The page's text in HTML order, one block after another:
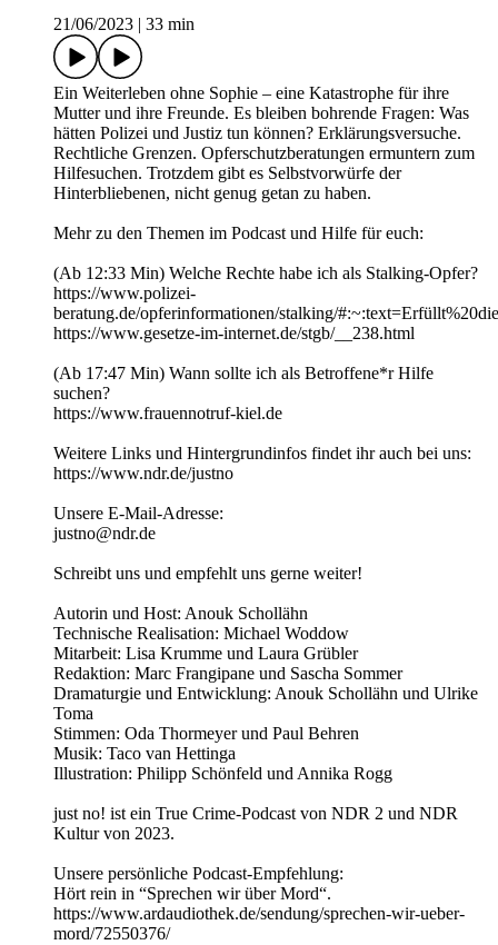
21/06/2023
33 min
Ein Weiterleben ohne Sophie – eine Katastrophe für ihre
Mutter und ihre Freunde. Es bleiben bohrende Fragen: Was
hätten Polizei und Justiz tun können? Erklärungsversuche.
Rechtliche Grenzen. Opferschutzberatungen ermuntern zum
Hilfesuchen. Trotzdem gibt es Selbstvorwürfe der
Hinterbliebenen, nicht genug getan zu haben.
Mehr zu den Themen im Podcast und Hilfe für euch:
(Ab 12:33 Min) Welche Rechte habe ich als Stalking-Opfer?
https://www.polizei-
beratung.de/opferinformationen/stalking/
https://www.gesetze-im-internet.de/stgb/__238.html
(Ab 17:47 Min) Wann sollte ich als Betroffene*r Hilfe
suchen?
https://www.frauennotruf-kiel.de
Weitere Links und Hintergrundinfos findet ihr auch bei uns:
https://www.ndr.de/justno
Unsere E-Mail-Adresse:
justno@ndr.de
Schreibt uns und empfehlt uns gerne weiter!
Autorin und Host: Anouk Schollähn
Technische Realisation: Michael Woddow
Mitarbeit: Lisa Krumme und Laura Grübler
Redaktion: Marc Frangipane und Sascha Sommer
Dramaturgie und Entwicklung: Anouk Schollähn und Ulrike
Toma
Stimmen: Oda Thormeyer und Paul Behren
Musik: Taco van Hettinga
Illustration: Philipp Schönfeld und Annika Rogg
just no! ist ein True Crime-Podcast von NDR 2 und NDR
Kultur von 2023.
Unsere persönliche Podcast-Empfehlung:
Hört rein in “Sprechen wir über Mord“.
https://www.ardaudiothek.de/sendung/sprechen-wir-ueber-
mord/72550376/